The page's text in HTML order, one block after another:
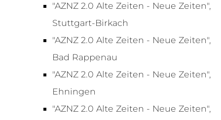
"AZNZ 2.0 Alte Zeiten - Neue Zeiten",
Stuttgart-Birkach
"AZNZ 2.0 Alte Zeiten - Neue Zeiten",
Bad Rappenau
"AZNZ 2.0 Alte Zeiten - Neue Zeiten",
Ehningen
"AZNZ 2.0 Alte Zeiten - Neue Zeiten",